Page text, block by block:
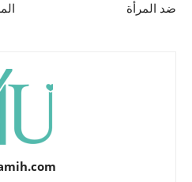
ضد المرأة